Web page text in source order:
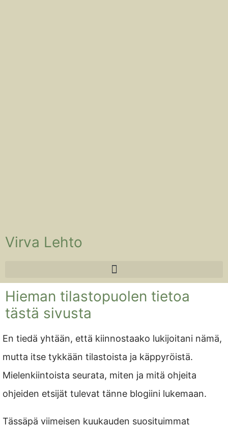
Virva Lehto
Hieman tilastopuolen tietoa
tästä sivusta
En tiedä yhtään, että kiinnostaako lukijoitani nämä,
mutta itse tykkään tilastoista ja käppyröistä.
Mielenkiintoista seurata, miten ja mitä ohjeita
ohjeiden etsijät tulevat tänne blogiini lukemaan.
Tässäpä viimeisen kuukauden suosituimmat